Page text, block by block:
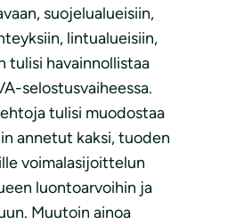
suojelualueisiin,
lintualueisiin,
tulisi havainnollistaa
selostusvaiheessa.
tulisi muodostaa
annetut kaksi, tuoden
voimalasijoittelun
luontoarvoihin ja
Muutoin ainoa